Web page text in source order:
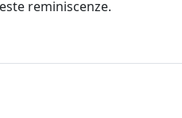
reminiscenze.